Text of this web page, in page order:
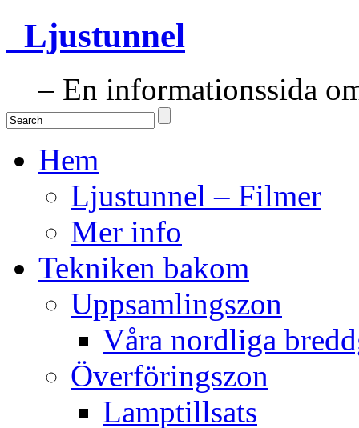
Ljustunnel
– En informationssida
Hem
Ljustunnel – Filmer
Mer info
Tekniken bakom
Uppsamlingszon
Våra nordliga
Överföringszon
Lamptillsats